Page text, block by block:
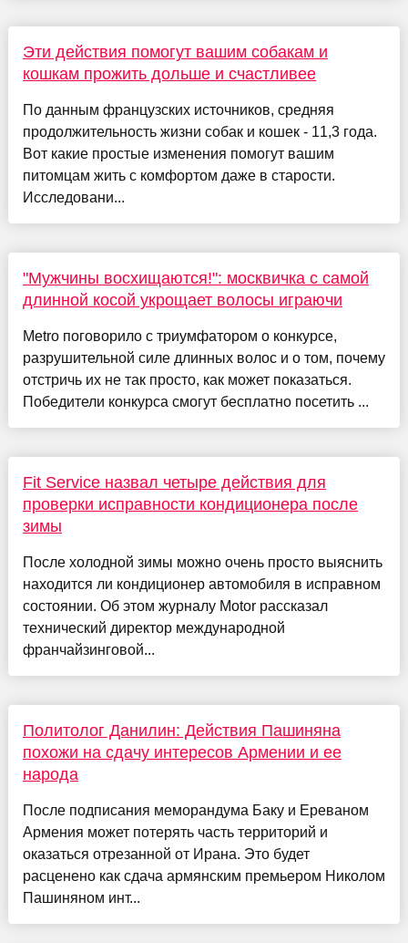
Эти действия помогут вашим собакам и
кошкам прожить дольше и счастливее
По данным французских источников, средняя
продолжительность жизни собак и кошек - 11,3 года.
Вот какие простые изменения помогут вашим
питомцам жить с комфортом даже в старости.
Исследовани...
"Мужчины восхищаются!": москвичка с самой
длинной косой укрощает волосы играючи
Metro поговорило с триумфатором о конкурсе,
разрушительной силе длинных волос и о том, почему
отстричь их не так просто, как может показаться.
Победители конкурса смогут бесплатно посетить ...
Fit Service назвал четыре действия для
проверки исправности кондиционера после
зимы
После холодной зимы можно очень просто выяснить
находится ли кондиционер автомобиля в исправном
состоянии. Об этом журналу Motor рассказал
технический директор международной
франчайзинговой...
Политолог Данилин: Действия Пашиняна
похожи на сдачу интересов Армении и ее
народа
После подписания меморандума Баку и Ереваном
Армения может потерять часть территорий и
оказаться отрезанной от Ирана. Это будет
расценено как сдача армянским премьером Николом
Пашиняном инт...